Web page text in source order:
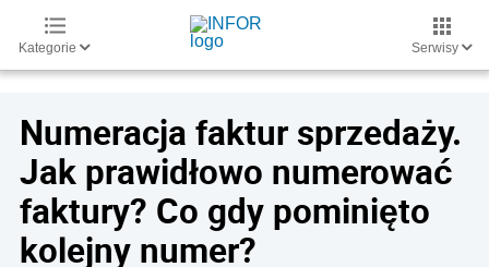
Kategorie Serwisy
Numeracja faktur sprzedaży.
Jak prawidłowo numerować
faktury? Co gdy pominięto
kolejny numer?